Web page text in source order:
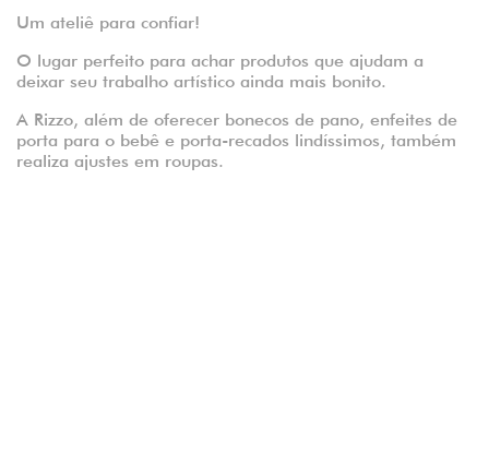
Um ateliê para confiar!
O lugar perfeito para achar produtos que ajudam a
deixar seu trabalho artístico ainda mais bonito.
A Rizzo, além de oferecer bonecos de pano, enfeites de
porta para o bebê e porta-recados lindíssimos, também
realiza ajustes em roupas.